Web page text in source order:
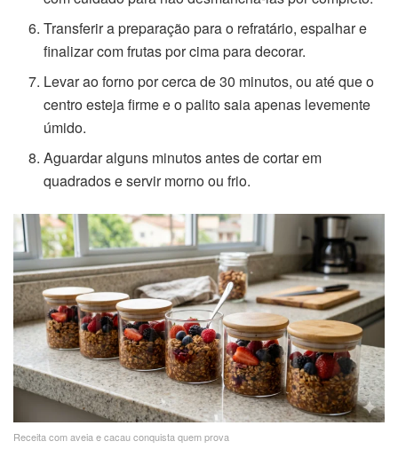
Transferir a preparação para o refratário, espalhar e
finalizar com frutas por cima para decorar.
Levar ao forno por cerca de 30 minutos, ou até que o
centro esteja firme e o palito saia apenas levemente
úmido.
Aguardar alguns minutos antes de cortar em
quadrados e servir morno ou frio.
Receita com aveia e cacau conquista quem prova